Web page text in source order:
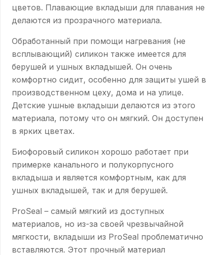
цветов. Плавающие вкладыши для плавания не
делаются из прозрачного материала.
Обработанный при помощи нагревания (не
всплывающий) силикон также имеется для
берушей и ушных вкладышей. Он очень
комфортно сидит, особенно для защиты ушей в
производственном цеху, дома и на улице.
Детские ушные вкладыши делаются из этого
материала, потому что он мягкий. Он доступен
в ярких цветах.
Биофоровый силикон хорошо работает при
примерке канального и полукорпусного
вкладыша и является комфортным, как для
ушных вкладышей, так и для берушей.
ProSeal – самый мягкий из доступных
материалов, но из-за своей чрезвычайной
мягкости, вкладыши из ProSeal проблематично
вставляются. Этот прочный материал